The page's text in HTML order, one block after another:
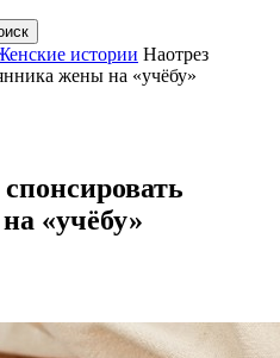
истории Наотрез
жены на «учёбу»
«учёбу»